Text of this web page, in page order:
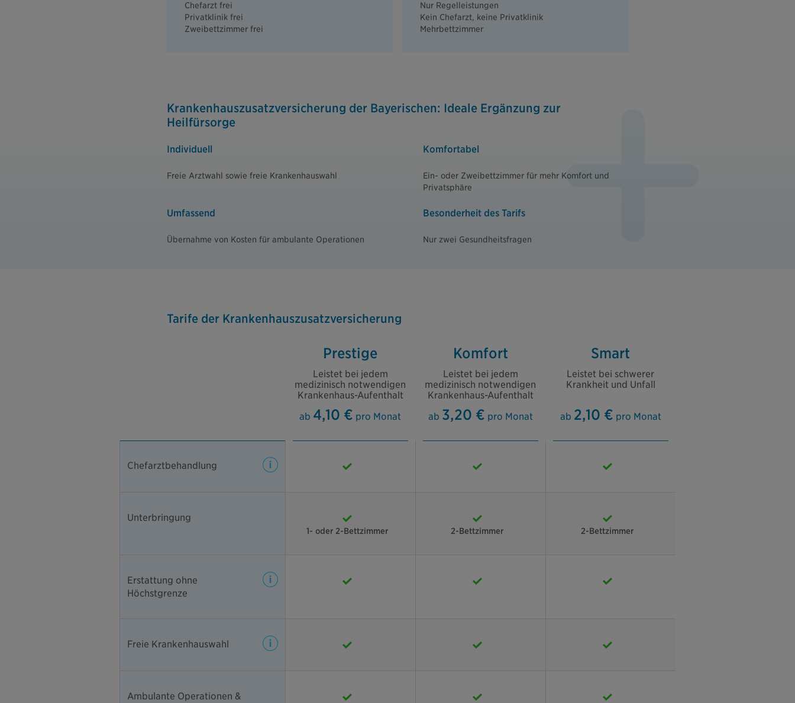
Chefarzt frei
Privatklinik frei
Zweibettzimmer frei
Nur Regelleistungen
Kein Chefarzt, keine Privatklinik
Mehrbettzimmer
Krankenhauszusatzversicherung der Bayerischen: Ideale Ergänzung zur
Heilfürsorge
Individuell
Freie Arztwahl sowie freie Krankenhauswahl
Komfortabel
Ein- oder Zweibettzimmer für mehr Komfort und
Privatsphäre
Umfassend
Übernahme von Kosten für ambulante Operationen
Besonderheit des Tarifs
Nur zwei Gesundheitsfragen
Tarife der Krankenhauszusatzversicherung
Chefarztbehandlung
Unterbringung
Erstattung ohne
Höchstgrenze
Freie Krankenhauswahl
Ambulante Operationen &
Prestige
Leistet bei jedem
medizinisch notwendigen
Krankenhaus-Aufenthalt
ab 4,10 € pro Monat
1- oder 2-Bettzimmer
Komfort
Leistet bei jedem
medizinisch notwendigen
Krankenhaus-Aufenthalt
ab 3,20 € pro Monat
2-Bettzimmer
Smart
Leistet bei schwerer
Krankheit und Unfall
ab 2,10 € pro Monat
2-Bettzimmer